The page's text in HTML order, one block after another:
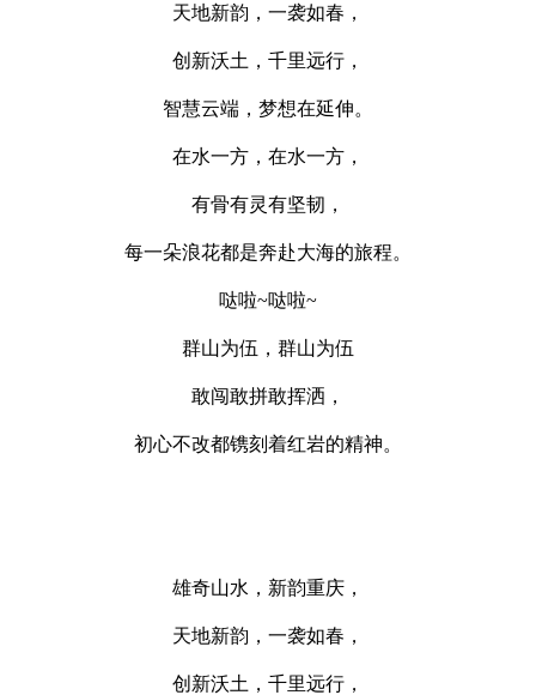
天地新韵，一袭如春，
创新沃土，千里远行，
智慧云端，梦想在延伸。
在水一方，在水一方，
有骨有灵有坚韧，
每一朵浪花都是奔赴大海的旅程。
哒啦~哒啦~
群山为伍，群山为伍
敢闯敢拼敢挥洒，
初心不改都镌刻着红岩的精神。
雄奇山水，新韵重庆，
天地新韵，一袭如春，
创新沃土，千里远行，